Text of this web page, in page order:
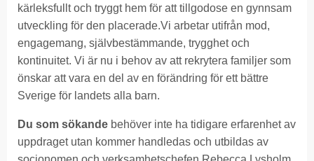
kärleksfullt och tryggt hem för att tillgodose en gynnsam
utveckling för den placerade.Vi arbetar utifrån mod,
engagemang, självbestämmande, trygghet och
kontinuitet. Vi är nu i behov av att rekrytera familjer som
önskar att vara en del av en förändring för ett bättre
Sverige för landets alla barn.
Du som sökande behöver inte ha tidigare erfarenhet av
uppdraget utan kommer handledas och utbildas av